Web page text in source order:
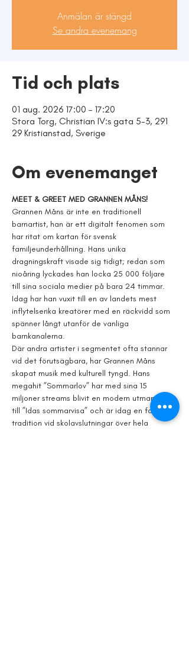
Anmälan är stängd
Se andra evenemang
Tid och plats
01 aug. 2026 17:00 – 17:20
Stora Torg, Christian IV:s gata 5-3, 291
29 Kristianstad, Sverige
Om evenemanget
MEET & GREET MED GRANNEN MÅNS!
Grannen Måns är inte en traditionell
barnartist, han är ett digitalt fenomen som
har ritat om kartan för svensk
familjeunderhållning. Hans unika
dragningskraft visade sig tidigt; redan som
nioåring lyckades han locka 25 000 följare
till sina sociala medier på bara 24 timmar.
Idag har han vuxit till en av landets mest
inflytelserika kreatörer med en räckvidd som
spänner långt utanför de vanliga
barnkanalerna.
Där andra artister i segmentet ofta stannar
vid det förutsägbara, har Grannen Måns
skapat musik med kulturell tyngd. Hans
megahit ”Sommarlov” har med sina 15
miljoner streams blivit en modern utmanare
till ”Idas sommarvisa” och är idag en fast
tradition vid skolavslutningar över hela